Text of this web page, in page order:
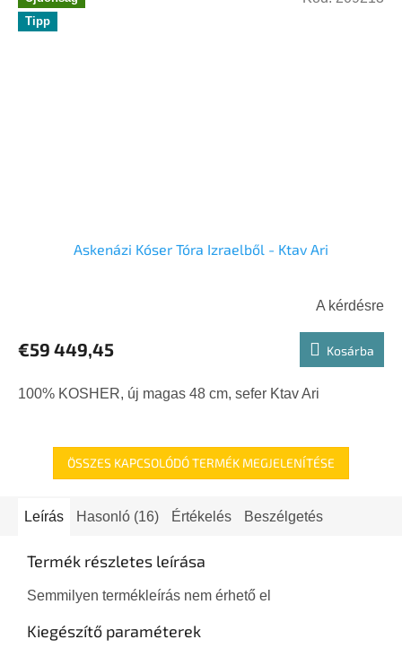
Tipp
Askenázi Kóser Tóra Izraelből - Ktav Ari
A kérdésre
€59 449,45 Kosárba
100% KOSHER, új magas 48 cm, sefer Ktav Ari
ÖSSZES KAPCSOLÓDÓ TERMÉK MEGJELENÍTÉSE
Leírás Hasonló (16) Értékelés Beszélgetés
Termék részletes leírása
Semmilyen termékleírás nem érhető el
Kiegészítő paraméterek